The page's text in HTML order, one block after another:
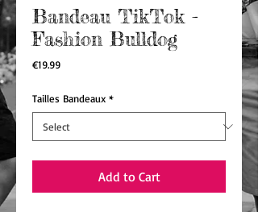
Bandeau TikTok -
Fashion Bulldog
€19.99Price
Tailles Bandeaux *
Add to Cart